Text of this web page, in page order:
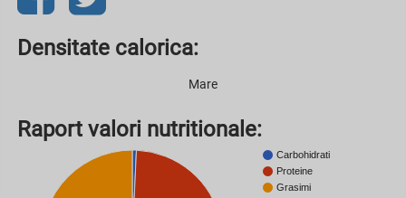
Densitate calorica:
Mare
Raport valori nutritionale:
Carbohidrati
Proteine
Grasimi